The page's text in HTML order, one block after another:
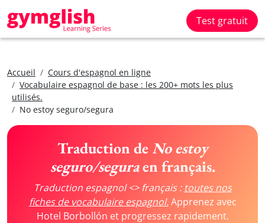
Test gratuit
Accueil
Cours d'espagnol en ligne
Vocabulaire espagnol de base : les 200+ mots les plus
utilisés.
No estoy seguro/segura
Traduction de No estoy
seguro/seguraen français.
Traduction espagnol <> français : toutes nos
fiches de vocabulaire espagnol.Apprenez avec
Hotel Borbollón et progressez rapidement.